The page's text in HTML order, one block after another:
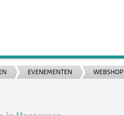
EVENEMENTEN WEBSHOP